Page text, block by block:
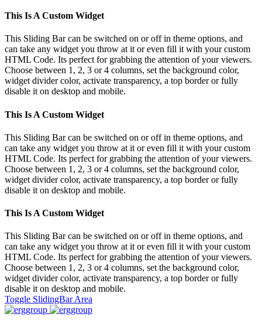
This Is A Custom Widget
This Sliding Bar can be switched on or off in theme options, and
can take any widget you throw at it or even fill it with your custom
HTML Code. Its perfect for grabbing the attention of your viewers.
Choose between 1, 2, 3 or 4 columns, set the background color,
widget divider color, activate transparency, a top border or fully
disable it on desktop and mobile.
This Is A Custom Widget
This Sliding Bar can be switched on or off in theme options, and
can take any widget you throw at it or even fill it with your custom
HTML Code. Its perfect for grabbing the attention of your viewers.
Choose between 1, 2, 3 or 4 columns, set the background color,
widget divider color, activate transparency, a top border or fully
disable it on desktop and mobile.
This Is A Custom Widget
This Sliding Bar can be switched on or off in theme options, and
can take any widget you throw at it or even fill it with your custom
HTML Code. Its perfect for grabbing the attention of your viewers.
Choose between 1, 2, 3 or 4 columns, set the background color,
widget divider color, activate transparency, a top border or fully
disable it on desktop and mobile.
Toggle SlidingBar Area